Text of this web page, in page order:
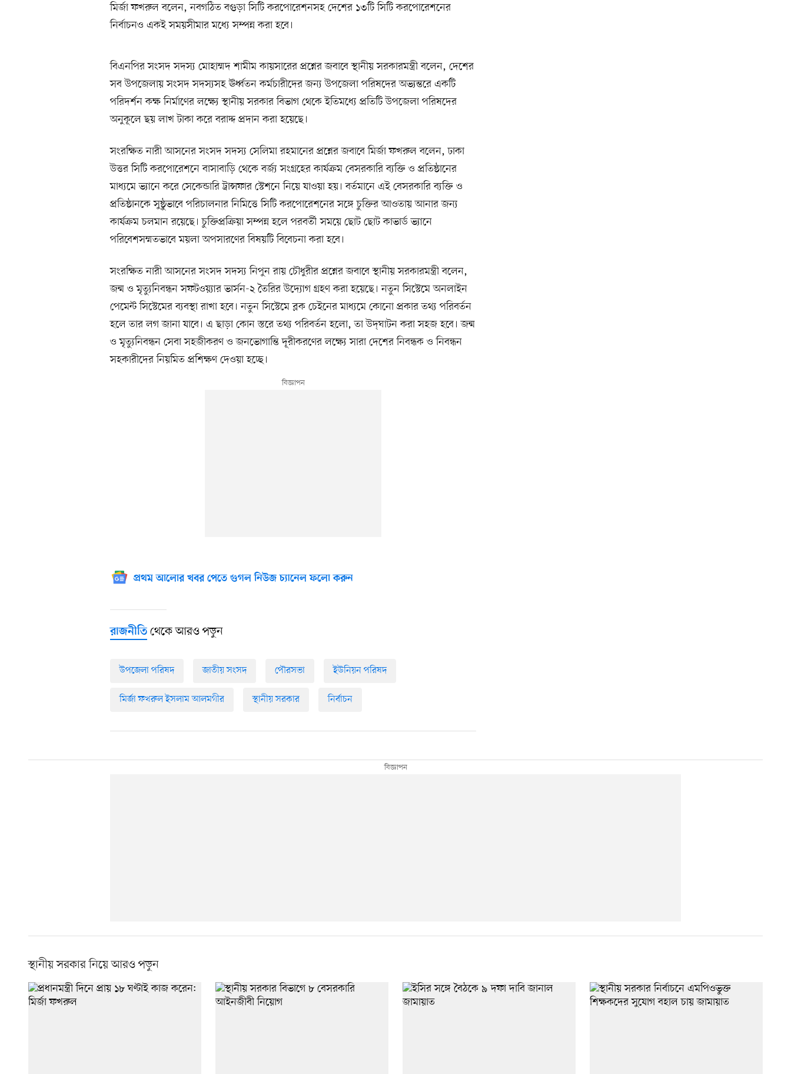
মির্জা ফখরুল বলেন, নবগঠিত বগুড়া সিটি করপোরেশনসহ দেশের ১৩টি সিটি করপোরেশনের
নির্বাচনও একই সময়সীমার মধ্যে সম্পন্ন করা হবে।
বিএনপির সংসদ সদস্য মোহাম্মদ শামীম কায়সারের প্রশ্নের জবাবে স্থানীয় সরকারমন্ত্রী বলেন, দেশের
সব উপজেলায় সংসদ সদস্যসহ ঊর্ধ্বতন কর্মচারীদের জন্য উপজেলা পরিষদের অভ্যন্তরে একটি
পরিদর্শন কক্ষ নির্মাণের লক্ষ্যে স্থানীয় সরকার বিভাগ থেকে ইতিমধ্যে প্রতিটি উপজেলা পরিষদের
অনুকূলে ছয় লাখ টাকা করে বরাদ্দ প্রদান করা হয়েছে।
সংরক্ষিত নারী আসনের সংসদ সদস্য সেলিমা রহমানের প্রশ্নের জবাবে মির্জা ফখরুল বলেন, ঢাকা
উত্তর সিটি করপোরেশনে বাসাবাড়ি থেকে বর্জ্য সংগ্রহের কার্যক্রম বেসরকারি ব্যক্তি ও প্রতিষ্ঠানের
মাধ্যমে ভ্যানে করে সেকেন্ডারি ট্রান্সফার স্টেশনে নিয়ে যাওয়া হয়। বর্তমানে এই বেসরকারি ব্যক্তি ও
প্রতিষ্ঠানকে সুষ্ঠুভাবে পরিচালনার নিমিত্তে সিটি করপোরেশনের সঙ্গে চুক্তির আওতায় আনার জন্য
কার্যক্রম চলমান রয়েছে। চুক্তিপ্রক্রিয়া সম্পন্ন হলে পরবর্তী সময়ে ছোট ছোট কাভার্ড ভ্যানে
পরিবেশসম্মতভাবে ময়লা অপসারণের বিষয়টি বিবেচনা করা হবে।
সংরক্ষিত নারী আসনের সংসদ সদস্য নিপুন রায় চৌধুরীর প্রশ্নের জবাবে স্থানীয় সরকারমন্ত্রী বলেন,
জন্ম ও মৃত্যুনিবন্ধন সফটওয়্যার ভার্সন-২ তৈরির উদ্যোগ গ্রহণ করা হয়েছে। নতুন সিস্টেমে অনলাইন
পেমেন্ট সিস্টেমের ব্যবস্থা রাখা হবে। নতুন সিস্টেমে ব্লক চেইনের মাধ্যমে কোনো প্রকার তথ্য পরিবর্তন
হলে তার লগ জানা যাবে। এ ছাড়া কোন স্তরে তথ্য পরিবর্তন হলো, তা উদ্‌ঘাটন করা সহজ হবে। জন্ম
ও মৃত্যুনিবন্ধন সেবা সহজীকরণ ও জনভোগান্তি দূরীকরণের লক্ষ্যে সারা দেশের নিবন্ধক ও নিবন্ধন
সহকারীদের নিয়মিত প্রশিক্ষণ দেওয়া হচ্ছে।
প্রথম আলোর খবর পেতে গুগল নিউজ চ্যানেল ফলো করুন
রাজনীতি থেকে আরও পড়ুন
উপজেলা পরিষদ জাতীয় সংসদ পৌরসভা ইউনিয়ন পরিষদ
মির্জা ফখরুল ইসলাম আলমগীর স্থানীয় সরকার নির্বাচন
স্থানীয় সরকার নিয়ে আরও পড়ুন